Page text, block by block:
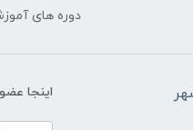
دوره های
اینجا